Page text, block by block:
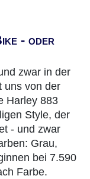
- oder
zwar in der
uns von der
Harley 883
Style, der
- und zwar
Grau,
bei 7.590
Farbe.